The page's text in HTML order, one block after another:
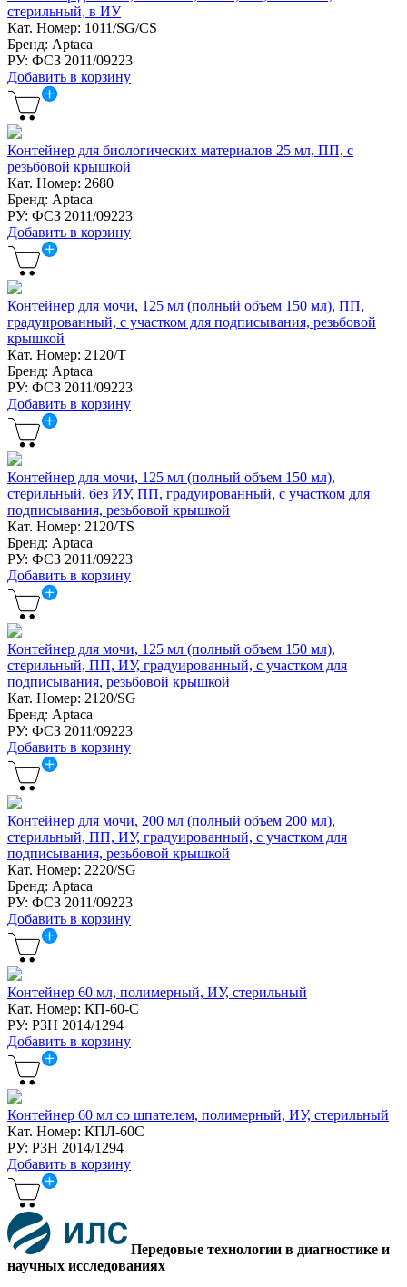
стерильный, в ИУ
Кат. Номер: 1011/SG/CS
Бренд: Aptaca
РУ: ФСЗ 2011/09223
Добавить в корзину
Контейнер для биологических материалов 25 мл, ПП, с
резьбовой крышкой
Кат. Номер: 2680
Бренд: Aptaca
РУ: ФСЗ 2011/09223
Добавить в корзину
Контейнер для мочи, 125 мл (полный объем 150 мл), ПП,
градуированный, с участком для подписывания, резьбовой
крышкой
Кат. Номер: 2120/T
Бренд: Aptaca
РУ: ФСЗ 2011/09223
Добавить в корзину
Контейнер для мочи, 125 мл (полный объем 150 мл),
стерильный, без ИУ, ПП, градуированный, с участком для
подписывания, резьбовой крышкой
Кат. Номер: 2120/TS
Бренд: Aptaca
РУ: ФСЗ 2011/09223
Добавить в корзину
Контейнер для мочи, 125 мл (полный объем 150 мл),
стерильный, ПП, ИУ, градуированный, с участком для
подписывания, резьбовой крышкой
Кат. Номер: 2120/SG
Бренд: Aptaca
РУ: ФСЗ 2011/09223
Добавить в корзину
Контейнер для мочи, 200 мл (полный объем 200 мл),
стерильный, ПП, ИУ, градуированный, с участком для
подписывания, резьбовой крышкой
Кат. Номер: 2220/SG
Бренд: Aptaca
РУ: ФСЗ 2011/09223
Добавить в корзину
Контейнер 60 мл, полимерный, ИУ, стерильный
Кат. Номер: КП-60-С
РУ: РЗН 2014/1294
Добавить в корзину
Контейнер 60 мл со шпателем, полимерный, ИУ, стерильный
Кат. Номер: КПЛ-60С
РУ: РЗН 2014/1294
Добавить в корзину
Передовые технологии в диагностике и
научных исследованиях